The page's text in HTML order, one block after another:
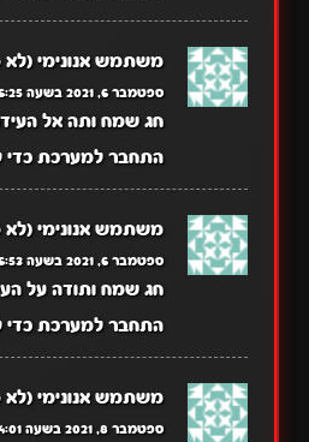
משתמש אנונימי (לא
ספטמבר 6, 2021 בשעה 6:25 pm
חג שמח ותה אל
התחבר למערכת כדי
משתמש אנונימי (לא
ספטמבר 6, 2021 בשעה 6:53 pm
חג שמח ותודה על
התחבר למערכת כדי
משתמש אנונימי (לא
ספטמבר 8, 2021 בשעה 4:01 pm